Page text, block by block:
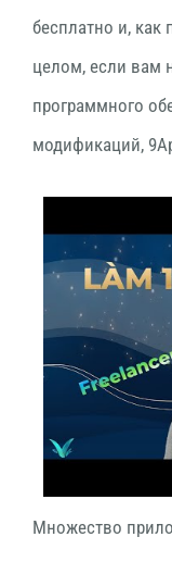
бесплатно и,
целом, если вам
программного
модификаций,
Множество